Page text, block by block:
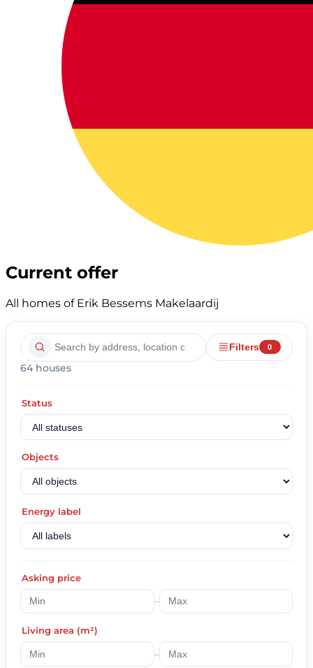
Current offer
All homes of Erik Bessems Makelaardij
Filters 0
64 houses
Status
Objects
Energy label
Asking price
–
Living area (m²)
–